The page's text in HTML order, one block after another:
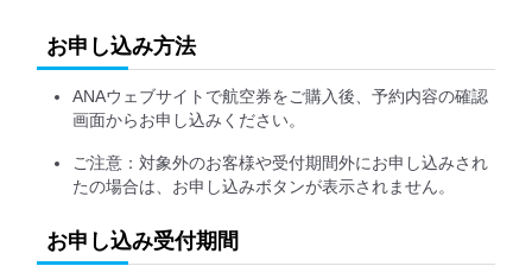
お申し込み方法
ANAウェブサイトで航空券をご購入後、予約内容の確認
画面からお申し込みください。
ご注意：対象外のお客様や受付期間外にお申し込みされ
たの場合は、お申し込みボタンが表示されません。
お申し込み受付期間